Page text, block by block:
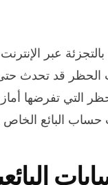
عبر
الحظر قد تحدث
التي تفرضها
حساب البائع